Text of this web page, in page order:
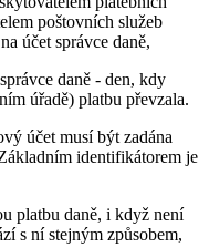
poštovních služeb
účet správce daně,
daně - den, kdy
úřadě) platbu převzala.
účet musí být zadána
identifikátorem je
platbu daně, i když není
s ní stejným způsobem,